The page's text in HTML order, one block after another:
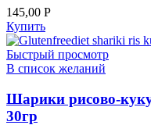
145,00 Р
Купить
Быстрый просмотр
В список желаний
Шарики рисово-
30гр